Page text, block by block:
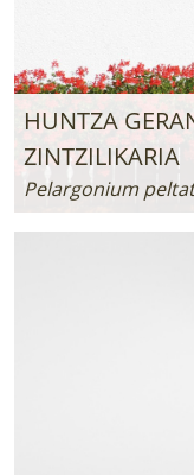
HUNTZA
ZINTZILIKARIA
Pelargonium